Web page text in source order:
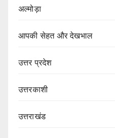
अल्मोड़ा
आपकी सेहत और देखभाल
उत्तर प्रदेश
उत्तरकाशी
उत्तराखंड